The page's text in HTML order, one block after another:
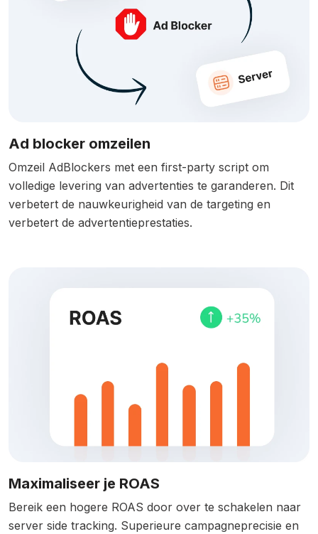
Ad blocker omzeilen
Omzeil AdBlockers met een first-party script om
volledige levering van advertenties te garanderen. Dit
verbetert de nauwkeurigheid van de targeting en
verbetert de advertentieprestaties.
Maximaliseer je ROAS
Bereik een hogere ROAS door over te schakelen naar
server side tracking. Superieure campagneprecisie en